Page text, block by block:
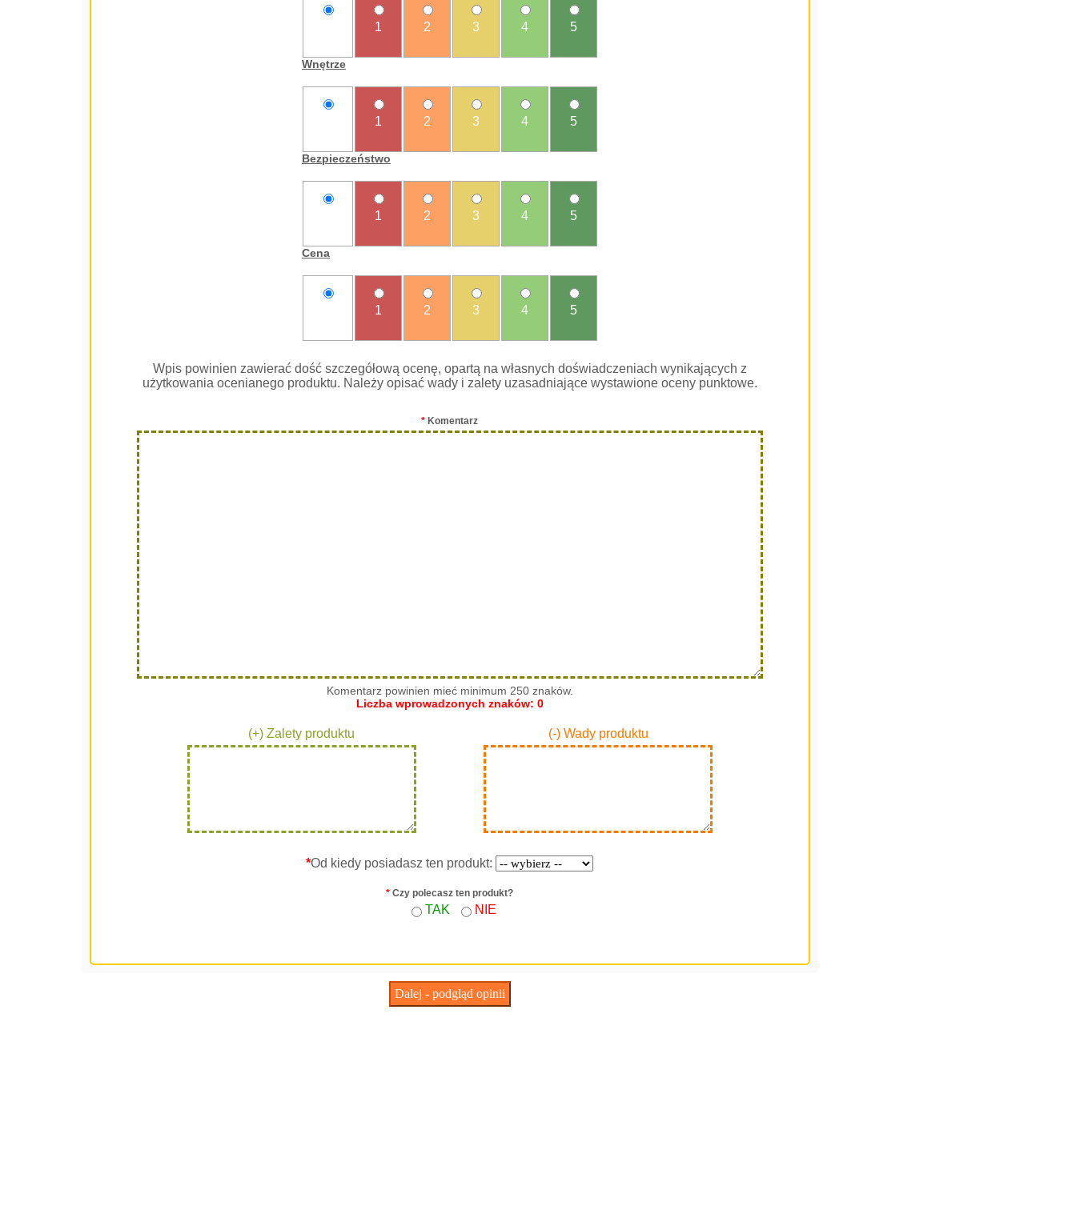
1 2 3 4 5
Wnętrze
1 2 3 4 5
Bezpieczeństwo
1 2 3 4 5
Cena
1 2 3 4 5
Wpis powinien zawierać dość szczegółową ocenę, opartą na własnych doświadczeniach wynikających z
użytkowania ocenianego produktu. Należy opisać wady i zalety uzasadniające wystawione oceny punktowe.
* Komentarz
Komentarz powinien mieć minimum 250 znaków.
Liczba wprowadzonych znaków: 0
(+) Zalety produktu (-) Wady produktu
*Od kiedy posiadasz ten produkt:
* Czy polecasz ten produkt?
TAK NIE